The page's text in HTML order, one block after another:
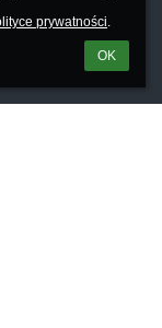
prywatności.
OK